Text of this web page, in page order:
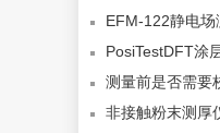
EFM-122静电场测试仪
PosiTestDFT涂
测量前是否需要校准
非接触粉末测厚仪PosiTestPC